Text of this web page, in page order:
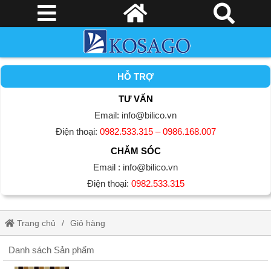
HỖ TRỢ
TƯ VẤN
Email: info@bilico.vn
Điện thoại: 0982.533.315 – 0986.168.007
CHĂM SÓC
Email : info@bilico.vn
Điện thoại: 0982.533.315
Trang chủ Giỏ hàng
Danh sách Sản phẩm